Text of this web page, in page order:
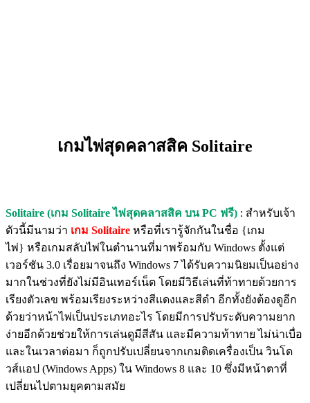
เกมไพ่สุดคลาสสิค Solitaire
Solitaire (เกม Solitaire ไพ่สุดคลาสสิค บน PC ฟรี) : สำหรับเจ้า
ตัวนี้มีนามว่า เกม Solitaire หรือที่เรารู้จักกันในชื่อ {เกม
ไพ่} หรือเกมสลับไพ่ในตำนานที่มาพร้อมกับ Windows ตั้งแต่
เวอร์ชัน 3.0 เรื่อยมาจนถึง Windows 7 ได้รับความนิยมเป็นอย่าง
มากในช่วงที่ยังไม่มีอินเทอร์เน็ต โดยมีวิธีเล่นที่ท้าทายด้วยการ
เรียงตัวเลข พร้อมเรียงระหว่างสีแดงและสีดำ อีกทั้งยังต้องดูอีก
ด้วยว่าหน้าไพ่เป็นประเภทอะไร โดยมีการปรับระดับความยาก
ง่ายอีกด้วยช่วยให้การเล่นดูมีสีสัน และมีความท้าทาย ไม่น่าเบื่อ
และในเวลาต่อมา ก็ถูกปรับเปลี่ยนจากเกมติดเครื่องเป็น วินโด
วส์แอป (Windows Apps) ใน Windows 8 และ 10 ซึ่งมีหน้าตาที่
เปลี่ยนไปตามยุคตามสมัย